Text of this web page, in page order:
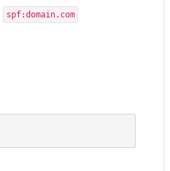
spf:domain.com